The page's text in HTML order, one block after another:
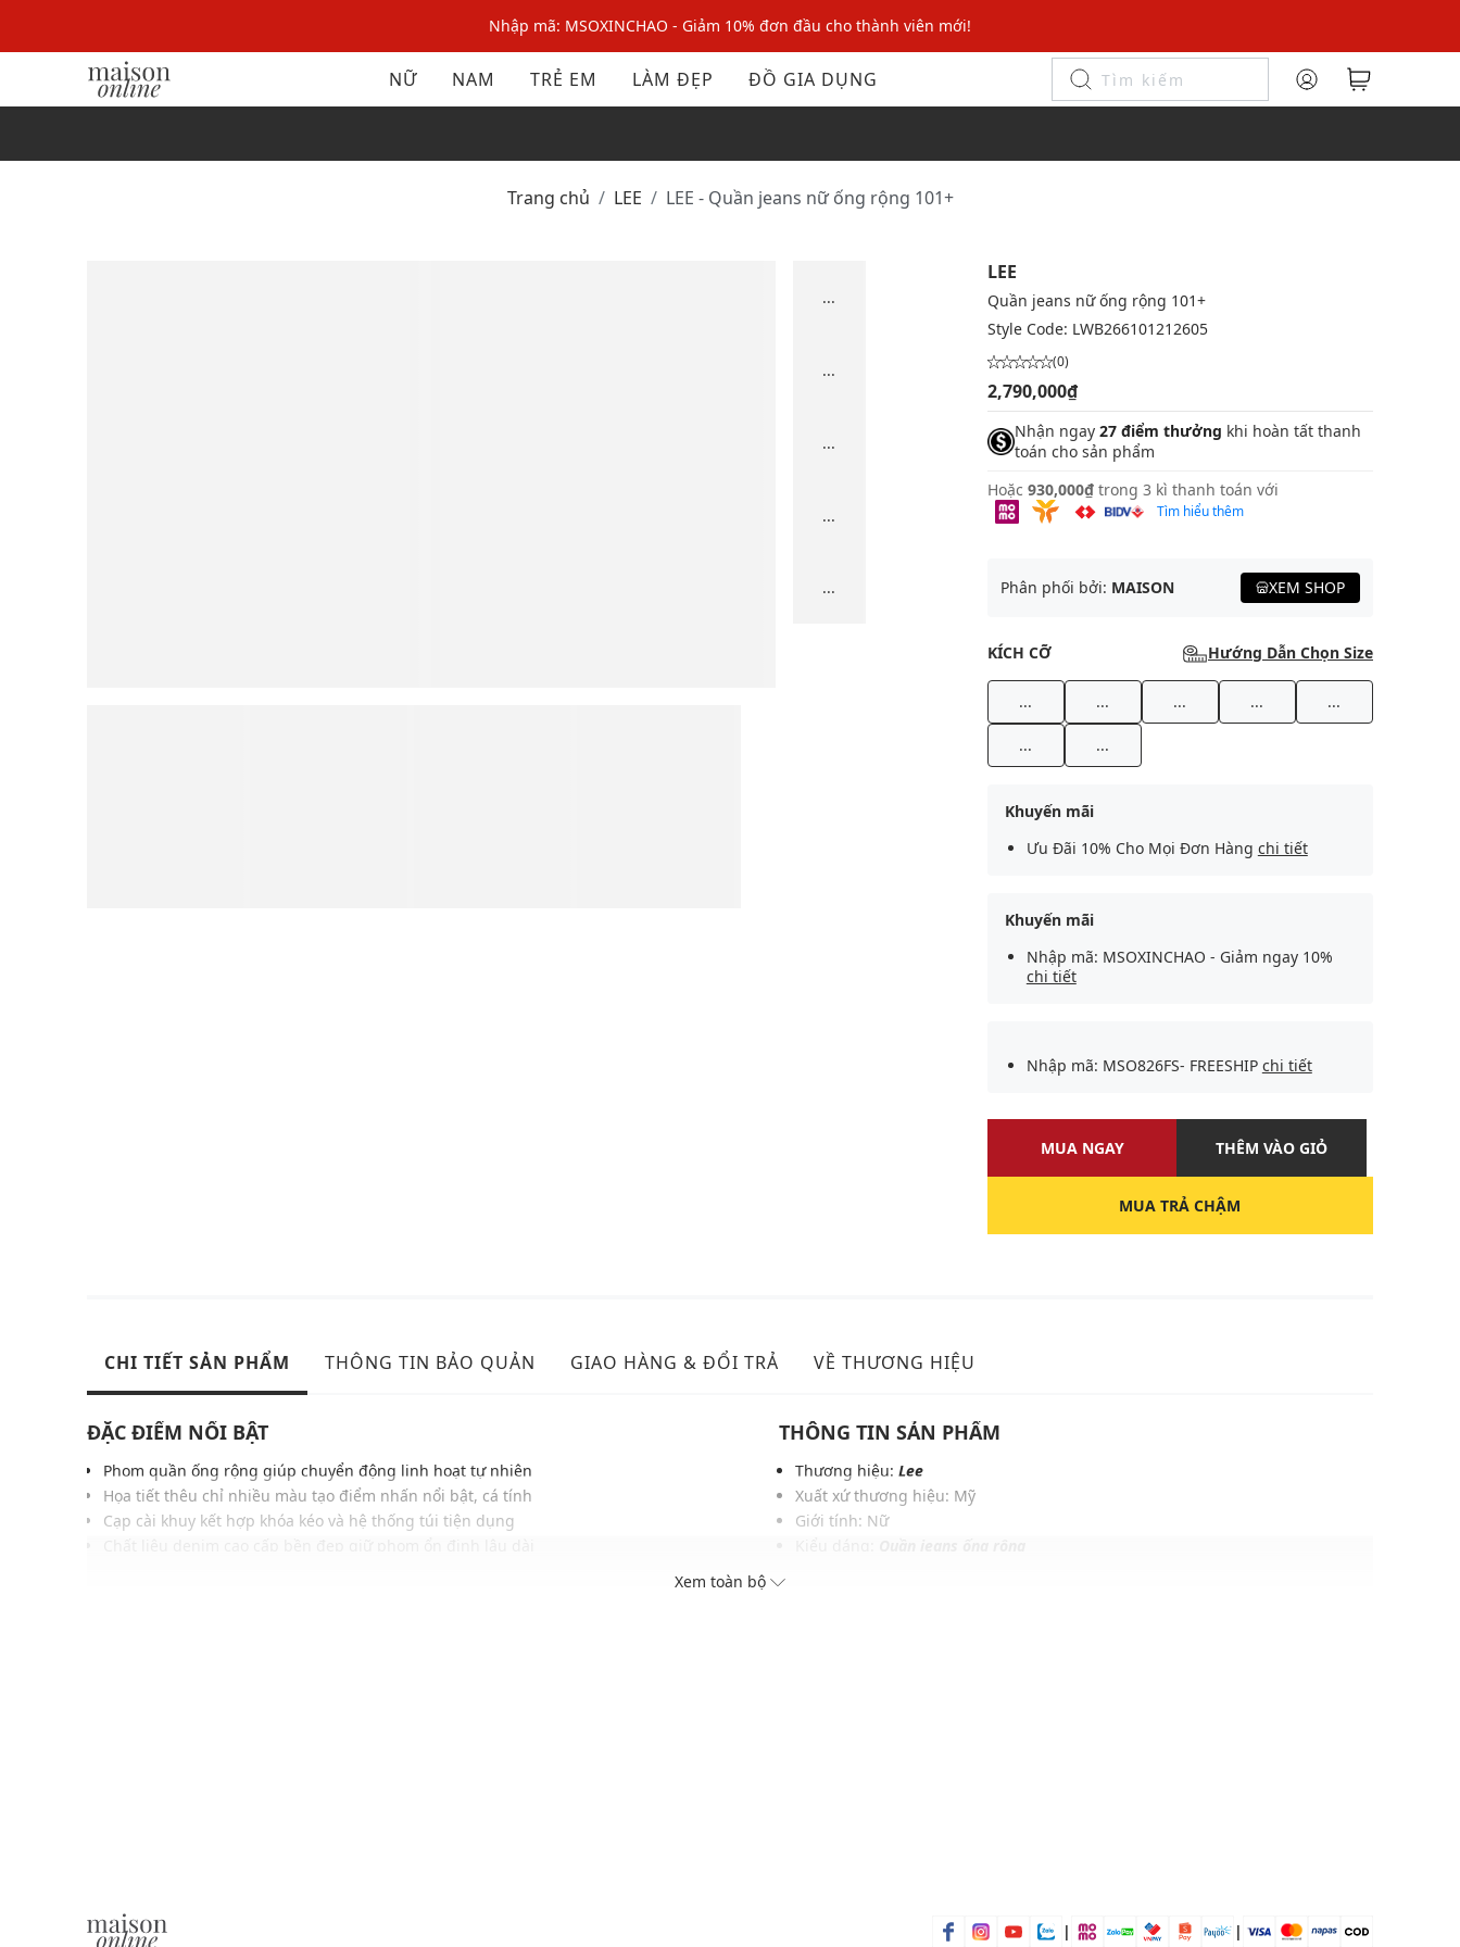
Nhập mã: MSOXINCHAO - Giảm 10% đơn đầu cho thành viên mới!
Nhập mã MSOPAY100: giảm ngay 10% khi thanh toán trực tuyến
Nhập mã: MSOXINCHAO - Giảm 10% đơn đầu cho thành viên mới!
NỮ NAM TRẺ EM LÀM ĐẸP ĐỒ GIA DỤNG
Trang chủ LEE LEE - Quần jeans nữ ống rộng 101+
...
...
...
...
...
LEE
Quần jeans nữ ống rộng 101+
Style Code: LWB266101212605
(0)
2,790,000₫
Nhận ngay 27 điểm thưởng khi hoàn tất thanh
toán cho sản phẩm
Hoặc 930,000₫ trong 3 kì thanh toán với
Tìm hiểu thêm
Phân phối bởi: MAISON XEM SHOP
KÍCH CỠ Hướng Dẫn Chọn Size
... ... ... ... ...
... ...
Khuyến mãi
Ưu Đãi 10% Cho Mọi Đơn Hàng chi tiết
Khuyến mãi
Nhập mã: MSOXINCHAO - Giảm ngay 10%
chi tiết
Nhập mã: MSO826FS- FREESHIP chi tiết
MUA NGAY THÊM VÀO GIỎ
MUA TRẢ CHẬM
CHI TIẾT SẢN PHẨM THÔNG TIN BẢO QUẢN GIAO HÀNG & ĐỔI TRẢ VỀ THƯƠNG HIỆU
ĐẶC ĐIỂM NỔI BẬT
Phom quần ống rộng giúp chuyển động linh hoạt tự nhiên
Họa tiết thêu chỉ nhiều màu tạo điểm nhấn nổi bật, cá tính
Cạp cài khuy kết hợp khóa kéo và hệ thống túi tiện dụng
THÔNG TIN SẢN PHẨM
Thương hiệu: Lee
Xuất xứ thương hiệu: Mỹ
Giới tính: Nữ
Xem toàn bộ
| |